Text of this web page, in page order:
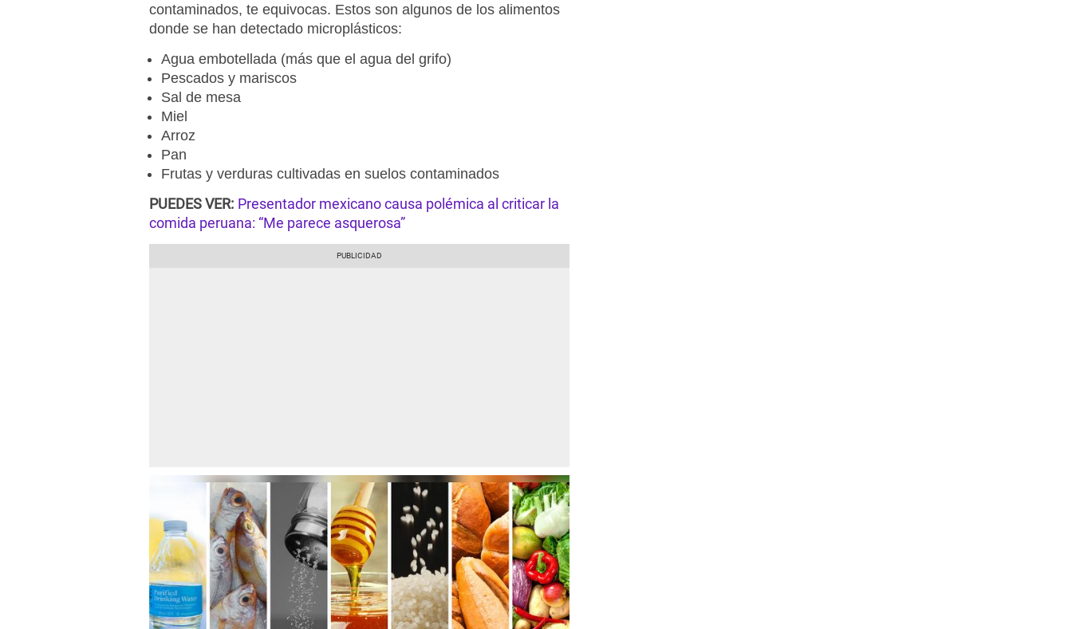
contaminados, te equivocas. Estos son algunos de los alimentos
donde se han detectado microplásticos:
Agua embotellada (más que el agua del grifo)
Pescados y mariscos
Sal de mesa
Miel
Arroz
Pan
Frutas y verduras cultivadas en suelos contaminados
PUEDES VER: Presentador mexicano causa polémica al criticar la
comida peruana: “Me parece asquerosa”